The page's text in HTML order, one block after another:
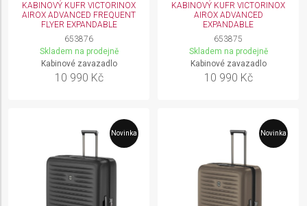
KABINOVÝ KUFR VICTORINOX
AIROX ADVANCED FREQUENT
FLYER EXPANDABLE
653876
Skladem na prodejně
Kabinové zavazadlo
10 990 Kč
KABINOVÝ KUFR VICTORINOX
AIROX ADVANCED
EXPANDABLE
653875
Skladem na prodejně
Kabinové zavazadlo
10 990 Kč
Novinka Novinka